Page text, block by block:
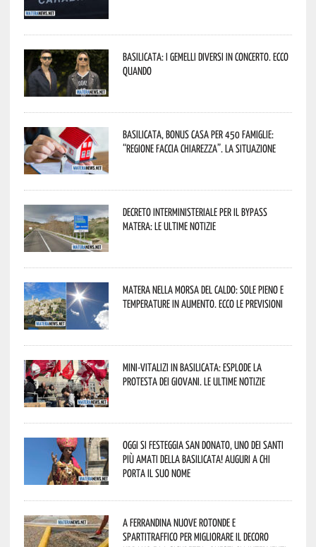
Basilicata: i Gemelli DiVersi in concerto. Ecco
quando
Basilicata, Bonus casa per 450 famiglie:
“Regione faccia chiarezza”. La situazione
Decreto interministeriale per il Bypass
Matera: le ultime notizie
Matera nella morsa del caldo: sole pieno e
temperature in aumento. Ecco le previsioni
Mini-vitalizi in Basilicata: esplode la
protesta dei giovani. Le ultime notizie
Oggi si festeggia San Donato, uno dei Santi
più amati della Basilicata! Auguri a chi
porta il suo nome
A Ferrandina nuove rotonde e
spartitraffico per migliorare il decoro